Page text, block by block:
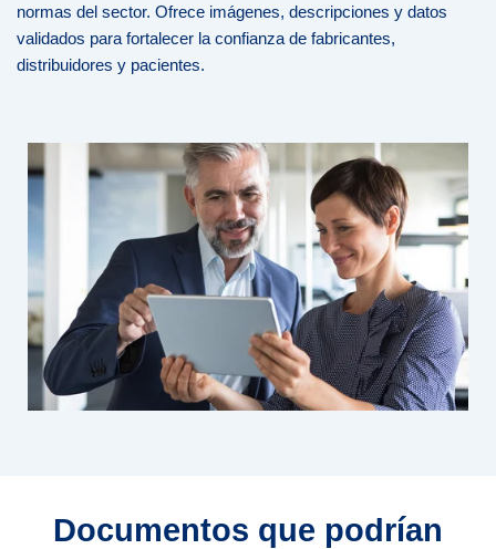
normas del sector. Ofrece imágenes, descripciones y datos
validados para fortalecer la confianza de fabricantes,
distribuidores y pacientes.
Documentos que podrían